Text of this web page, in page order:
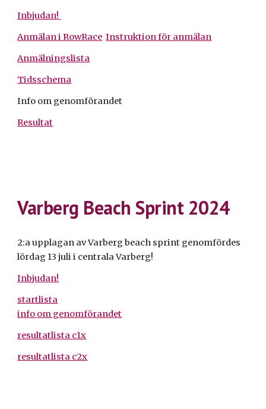
Inbjudan!
Anmälan i RowRace Instruktion för anmälan
Anmälningslista
Tidsschema
Info om genomförandet
Resultat
Varberg Beach Sprint 2024
2:a upplagan av Varberg beach sprint genomfördes
lördag 13 juli i centrala Varberg!
Inbjudan!
startlista
info om genomförandet
resultatlista c1x
resultatlista c2x